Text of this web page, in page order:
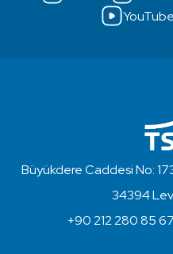
YouTube
Büyükdere Caddesi No:
34394
+90 212 280 85 67